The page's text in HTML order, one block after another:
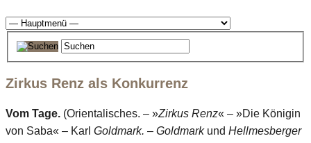
Zirkus Renz als Konkurrenz
Vom Tage. (Orientalisches. – »Zirkus Renz« – »Die Königin
von Saba« – Karl Goldmark. – Goldmarkund Hellmesberger